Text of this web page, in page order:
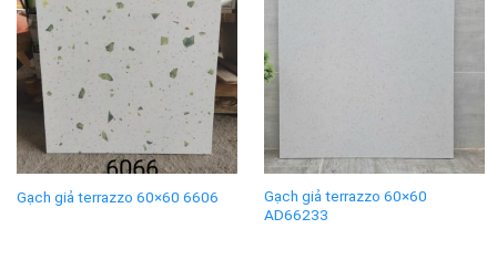
Gạch giả terrazzo 60×60 6606
Gạch giả terrazzo 60×60
AD66233